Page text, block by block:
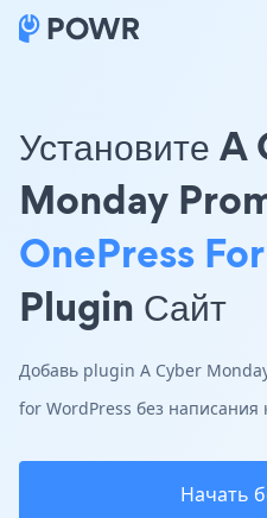
Установите
Monday
OnePress
Plugin Сайт
Добавь plugin A Cyber
for WordPress без написания
Начать